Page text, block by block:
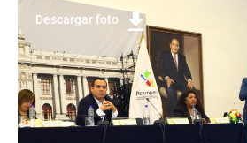
Descargar foto